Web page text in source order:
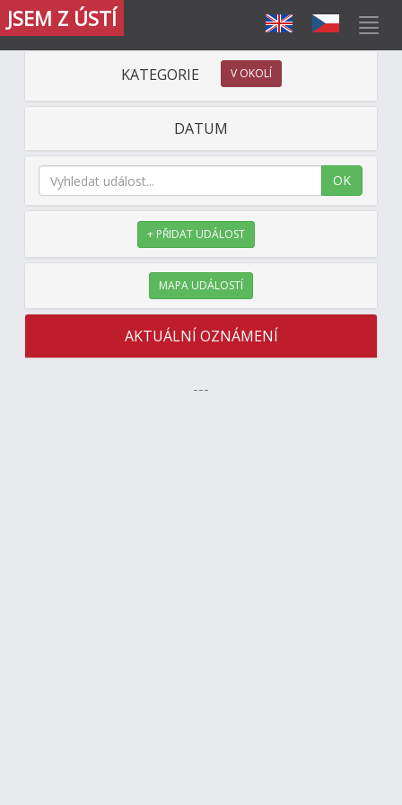
JSEM Z ÚSTÍ
KATEGORIE V OKOLÍ
DATUM
OK
+ PŘIDAT UDÁLOST
MAPA UDÁLOSTÍ
AKTUÁLNÍ OZNÁMENÍ
---